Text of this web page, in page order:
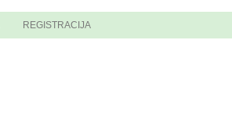
REGISTRACIJA